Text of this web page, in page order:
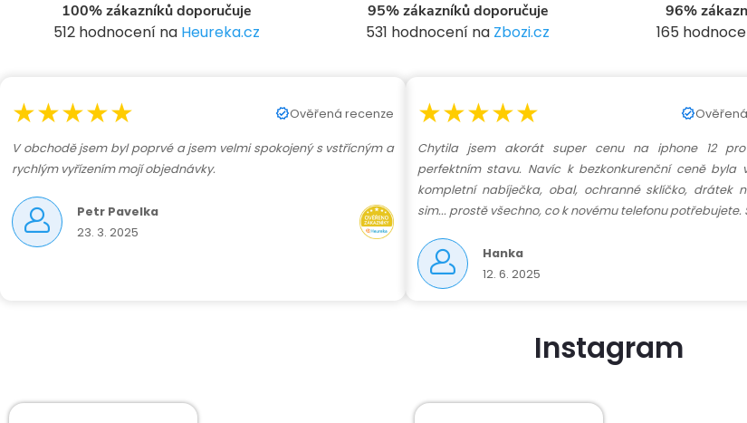
100% zákazníků doporučuje
512 hodnocení na Heureka.cz
95% zákazníků doporučuje
531 hodnocení na Zbozi.cz
96%
165
★★★★★ Ověřená recenze
V obchodě jsem byl poprvé a jsem velmi spokojený s vstřícným a
rychlým vyřízením mojí objednávky.
Petr Pavelka
23. 3. 2025
★★★★★
Chytila jsem akorát super cenu na iphone 12
perfektním stavu. Navíc k bezkonkurenční ceně byla
kompletní nabíječka, obal, ochranné sklíčko, drátek
sim... prostě všechno, co k novému telefonu potřebujete.
Hanka
12. 6. 2025
Instagram